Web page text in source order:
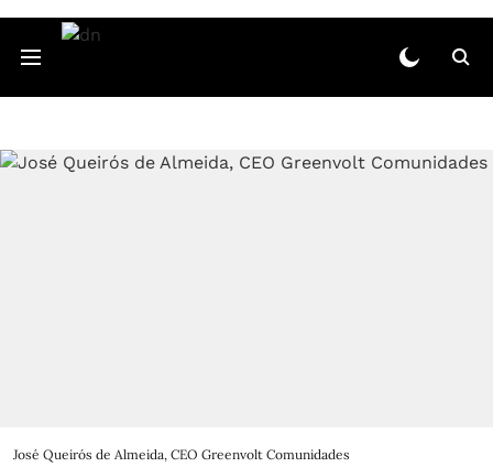
José Queirós de Almeida, CEO Greenvolt Comunidades